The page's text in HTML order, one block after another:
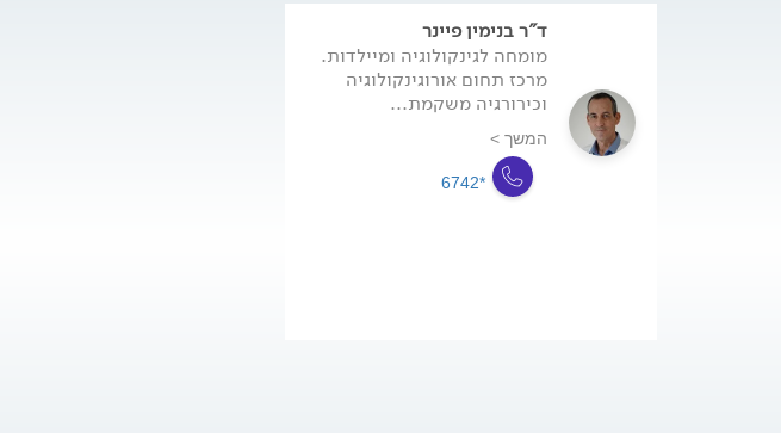
ד"ר בנימין פיינר
מומחה לגינקולוגיה ומיילדות.
מרכז תחום אורוגינקולוגיה
וכירורגיה משקמת...
המשך >
*6742